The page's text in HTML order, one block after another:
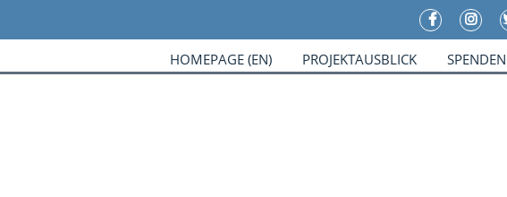
HOMEPAGE (EN) PROJEKTAUSBLICK SPENDEN